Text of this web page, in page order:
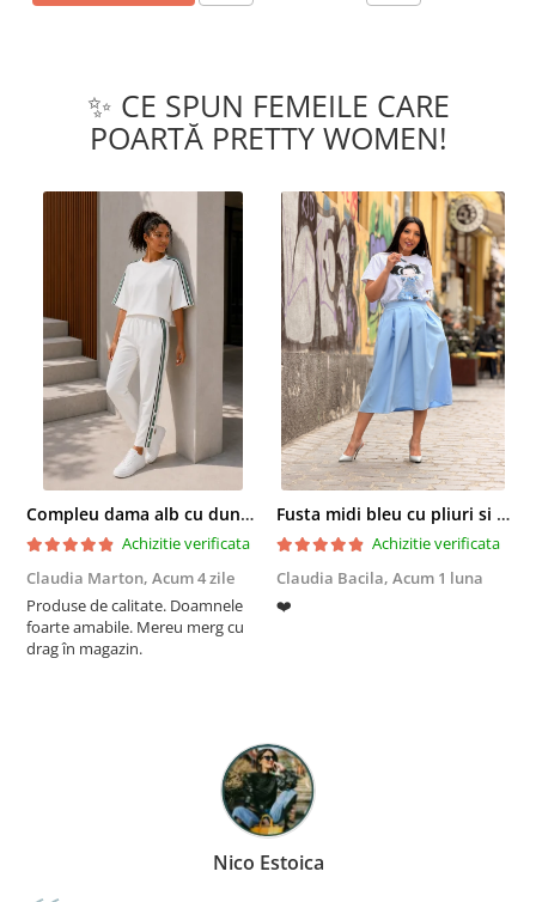
✨ CE SPUN FEMEILE CARE
POARTĂ PRETTY WOMEN!
Compleu dama alb cu dungi laterale in nuante de verde si negru
Achizitie verificata
Claudia Marton, Acum 4 zile
Produse de calitate. Doamnele
foarte amabile. Mereu merg cu
drag în magazin.
Fusta midi bleu cu pliuri si buzunare
Achizitie verificata
Claudia Bacila, Acum 1 luna
❤️
Nico Estoica